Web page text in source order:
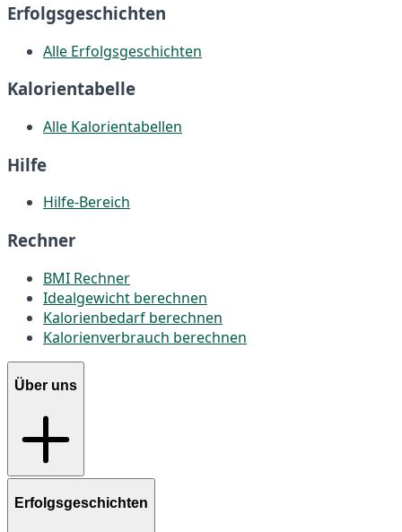
Erfolgsgeschichten
Alle Erfolgsgeschichten
Kalorientabelle
Alle Kalorientabellen
Hilfe
Hilfe-Bereich
Rechner
BMI Rechner
Idealgewicht berechnen
Kalorienbedarf berechnen
Kalorienverbrauch berechnen
Über uns
Erfolgsgeschichten